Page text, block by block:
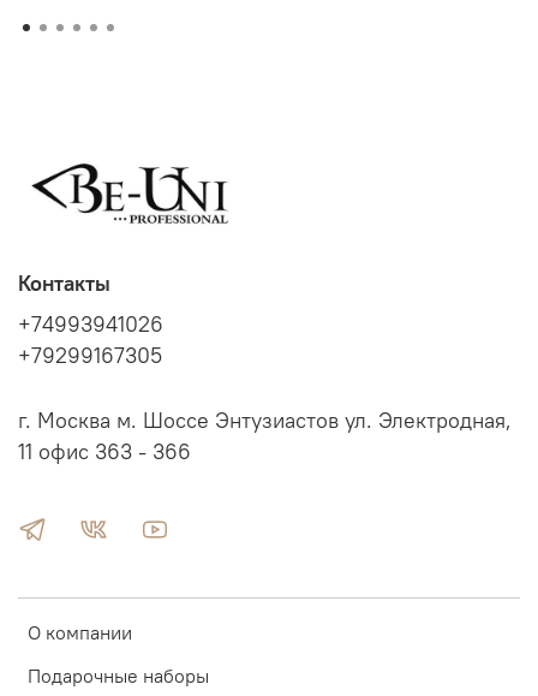
О компании
Подарочные наборы
Контакты
+74993941026
+79299167305
г. Москва м. Шоссе Энтузиастов ул. Электродная,
11 офис 363 - 366